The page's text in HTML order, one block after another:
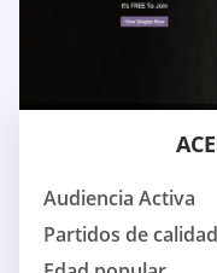
Audiencia Activa
Partidos de calidad